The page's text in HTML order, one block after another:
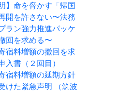
料増額の撤回を
入書（２回目）
】命を脅かす「帰国
開を許さない〜法務
ラン強力推進パッケ
回を求める〜
宿料増額の撤回を求
入書（２回目）
宿料増額の延期方針
けた緊急声明 （筑波